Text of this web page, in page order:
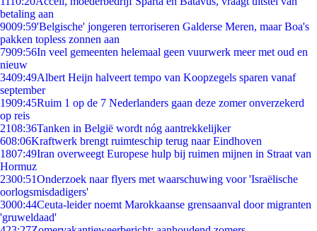
betaling aan
9009:59'Belgische' jongeren terroriseren Galderse Meren, maar Boa's
pakken topless zonnen aan
7909:56In veel gemeenten helemaal geen vuurwerk meer met oud en
nieuw
3409:49Albert Heijn halveert tempo van Koopzegels sparen vanaf
september
1909:45Ruim 1 op de 7 Nederlanders gaan deze zomer onverzekerd
op reis
2108:36Tanken in België wordt nóg aantrekkelijker
608:06Kraftwerk brengt ruimteschip terug naar Eindhoven
1807:49Iran overweegt Europese hulp bij ruimen mijnen in Straat van
Hormuz
2300:51Onderzoek naar flyers met waarschuwing voor 'Israëlische
oorlogsmisdadigers'
3000:44Ceuta-leider noemt Marokkaanse grensaanval door migranten
'gruweldaad'